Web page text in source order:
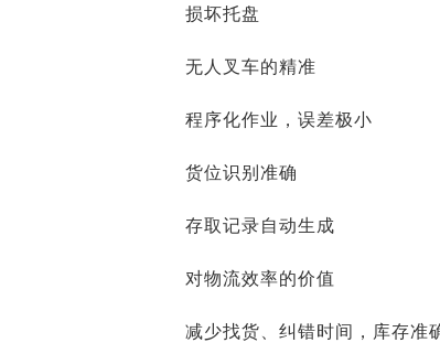
损坏托盘
无人叉车的精准
程序化作业，误差极小
货位识别准确
存取记录自动生成
对物流效率的价值
减少找货、纠错时间，库存准